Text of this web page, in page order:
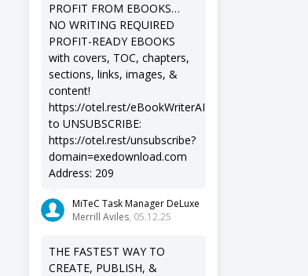
PROFIT FROM EBOOKS…
NO WRITING REQUIRED
PROFIT-READY EBOOKS
with covers, TOC, chapters,
sections, links, images, &
content!
https://otel.rest/eBookWriterAI
to UNSUBSCRIBE:
https://otel.rest/unsubscribe?
domain=exedownload.com
Address: 209
MiTeC Task Manager DeLuxe
Merrill Aviles, 05.12.25
THE FASTEST WAY TO
CREATE, PUBLISH, &